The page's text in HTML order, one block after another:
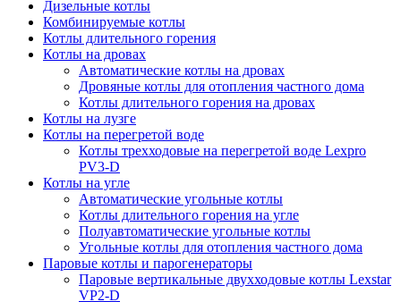
Дизельные котлы
Комбинируемые котлы
Котлы длительного горения
Котлы на дровах
Автоматические котлы на дровах
Дровяные котлы для отопления частного дома
Котлы длительного горения на дровах
Котлы на лузге
Котлы на перегретой воде
Котлы трехходовые на перегретой воде Lexpro
PV3-D
Котлы на угле
Автоматические угольные котлы
Котлы длительного горения на угле
Полуавтоматические угольные котлы
Угольные котлы для отопления частного дома
Паровые котлы и парогенераторы
Паровые вертикальные двухходовые котлы Lexstar
VP2-D